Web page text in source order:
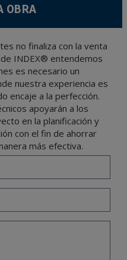
para el que fueron comunicados.
a salud, pues los mismos no viajan
sus derechos para acceder, rectificar,
solicitar su portabilidad con arreglo a
de Datos (RGPD) de 27 de abril
de tratamiento: Valentín Gómez,
EXPANSIVAS SL | P.I. La
Rioja) o a través de la dirección de
OBRA
no finaliza con la venta
INDEX® entendemos
es necesario un
nuestra experiencia es
encaje a la perfección.
apoyarán a los
en la planificación y
con el fin de ahorrar
más efectiva.